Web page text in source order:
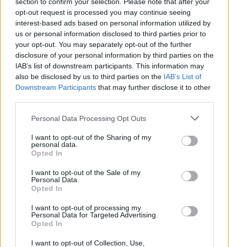
opt-out request is processed you may continue seeing
interest-based ads based on personal information utilized by
us or personal information disclosed to third parties prior to
your opt-out. You may separately opt-out of the further
disclosure of your personal information by third parties on the
IAB’s list of downstream participants. This information may
also be disclosed by us to third parties on the IAB’s List of
Downstream Participants that may further disclose it to other
Please note that this website/app uses one or more Google
not limited to your visit or usage behaviour. You may click to
grant or deny consent to Google and its third-party tags to
use your data for below specified purposes in below Google
consent section.
Personal Data Processing Opt Outs
I want to opt-out of the Sharing of my
personal data.
Opted In
I want to opt-out of the Sale of my
Personal Data.
Opted In
I want to opt-out of processing my
Personal Data for Targeted Advertising.
Opted In
I want to opt-out of Collection, Use,
kouvolalainen hiihtää keskiviikkona MM-
kisojen 15 kilometrillä Val di Fiemmessä.
Vielä Jämin SM-hiihtojen aikaan tammikuun
lopussa Nousiainen ennakoi selän sietävän
rentoa vapaan hiihtämistä vasta keväällä.
Selkää kiusaavat kaksi välilevyn pullistumaa.
niin hyvä. En usko, että kilpaileminen tekee
hallaa lopuille MM-kisojen matkoille,
Nousiainen sanoi maanantaina.
Nousiainen hiihtänee perjantain 4×10
kilometrin viestissä perinteisen osuuden.
päätösmatka, sunnuntainen 50 kilometrin
yhteislähtö.